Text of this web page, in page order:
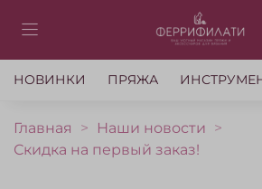
НОВИНКИ ПРЯЖА
Главная
Наши новости
Скидка на первый заказ!